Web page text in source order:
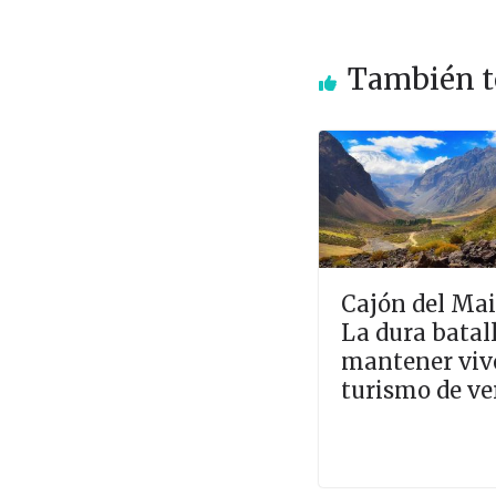
También
Cajón del
La dura
mantener
turismo de